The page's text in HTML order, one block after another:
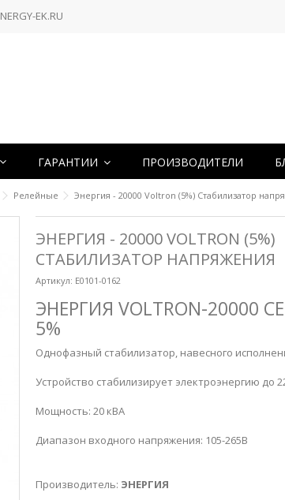
EK.RU
ГАРАНТИИ ПРОИЗВОДИТЕЛИ
Релейные Энергия - 20000 Voltron (5%) Стабилизатор
ЭНЕРГИЯ - 20000 VOLTRON (5%)
СТАБИЛИЗАТОР НАПРЯЖЕНИЯ
Артикул: Е0101-0162
ЭНЕРГИЯ VOLTRON-20000
5%
Однофазный стабилизатор, навесного
Устройство стабилизирует электроэнергию до
Мощность: 20 кВА
Диапазон входного напряжения: 105-265В
Производитель: ЭНЕРГИЯ